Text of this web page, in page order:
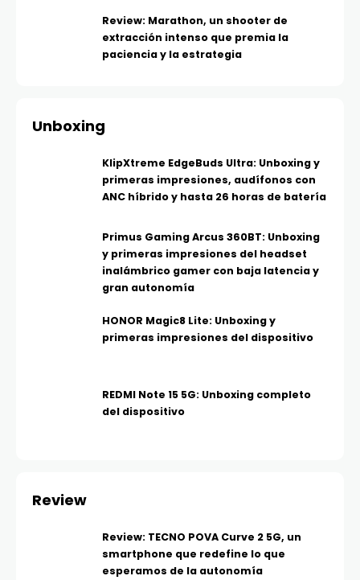
Review: Marathon, un shooter de
extracción intenso que premia la
paciencia y la estrategia
Unboxing
KlipXtreme EdgeBuds Ultra: Unboxing y
primeras impresiones, audífonos con
ANC híbrido y hasta 26 horas de batería
Primus Gaming Arcus 360BT: Unboxing
y primeras impresiones del headset
inalámbrico gamer con baja latencia y
gran autonomía
HONOR Magic8 Lite: Unboxing y
primeras impresiones del dispositivo
REDMI Note 15 5G: Unboxing completo
del dispositivo
Review
Review: TECNO POVA Curve 2 5G, un
smartphone que redefine lo que
esperamos de la autonomía